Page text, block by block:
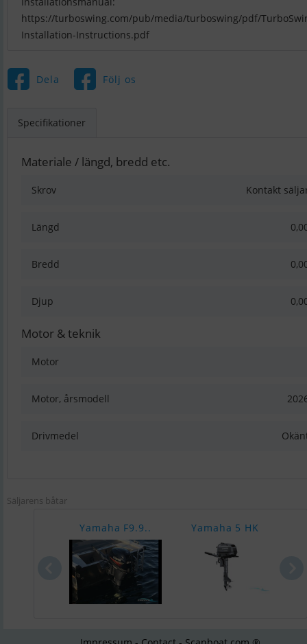
https://turboswing.com/pub/media/turboswing/pdf/
Installation-Instructions.pdf
Dela Följ os
Specifikationer
Materiale / längd, bredd etc.
Skrov Kontakt
Längd
Bredd
Djup
Motor & teknik
Motor
Motor, årsmodell
Drivmedel
Säljarens båtar
Yamaha F9.9.. Yamaha 5 HK